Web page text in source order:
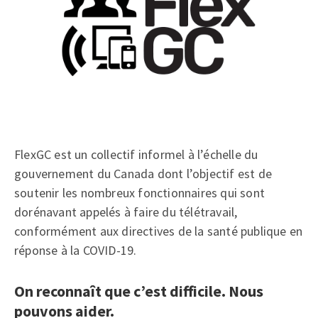
FlexGC est un collectif informel à l’échelle du
gouvernement du Canada dont l’objectif est de
soutenir les nombreux fonctionnaires qui sont
dorénavant appelés à faire du télétravail,
conformément aux directives de la santé publique en
réponse à la COVID-19.
On reconnaît que c’est difficile. Nous
pouvons aider.